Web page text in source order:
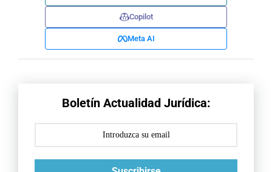
Copilot
Meta AI
Boletín Actualidad Jurídica: